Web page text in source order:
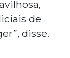
de
disse.